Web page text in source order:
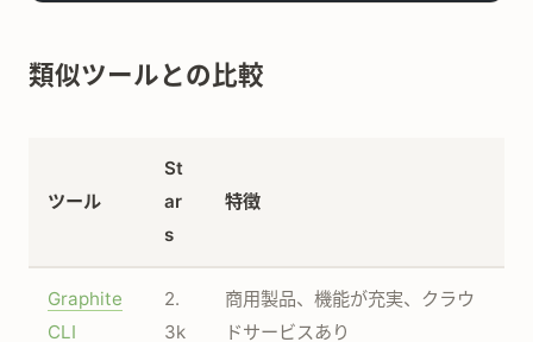
類似ツールとの比較
ツール
St
ar
s
特徴
Graphite
CLI
2.
3k
商用製品、機能が充実、クラウ
ドサービスあり